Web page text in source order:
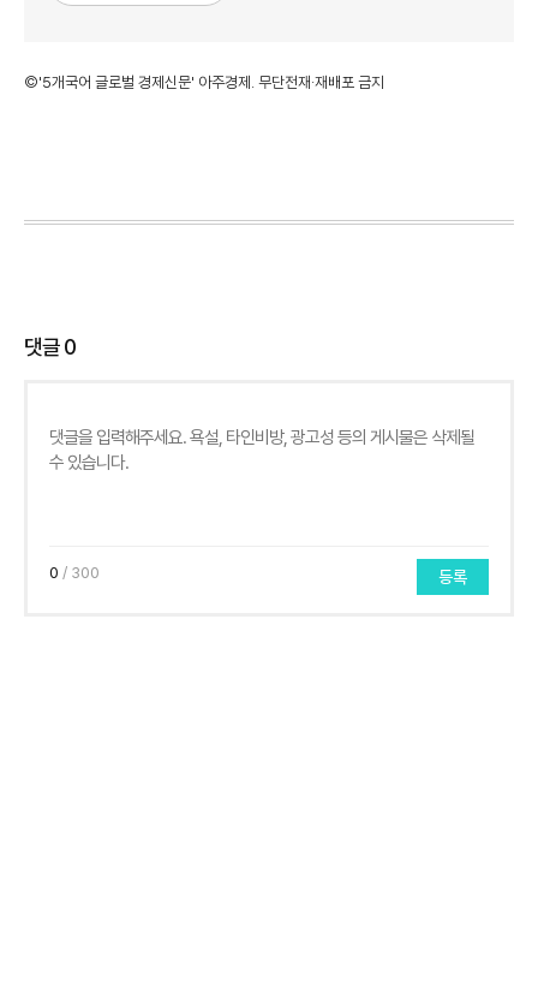
©'5개국어 글로벌 경제신문' 아주경제. 무단전재·재배포 금지
댓글0
0 / 300 등록